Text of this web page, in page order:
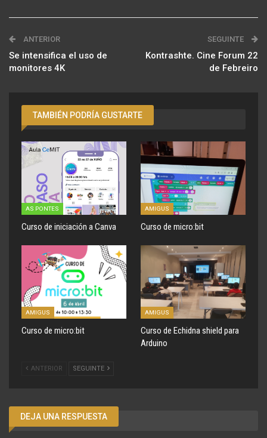
ANTERIOR
Se intensifica el uso de
monitores 4K
SEGUINTE
Kontrashte. Cine Forum 22
de Febreiro
TAMBIÉN PODRÍA GUSTARTE
AS PONTES
Curso de iniciación a Canva
AMIGUS
Curso de micro:bit
AMIGUS
Curso de micro:bit
AMIGUS
Curso de Echidna shield para
Arduino
ANTERIOR SEGUINTE
DEJA UNA RESPUESTA